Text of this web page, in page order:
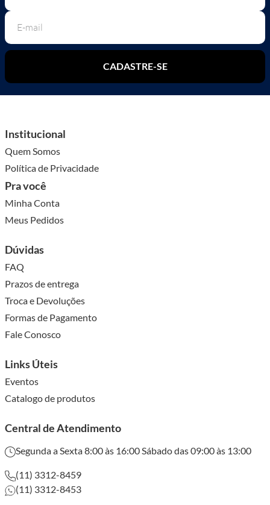
CADASTRE-SE
Institucional
Quem Somos
Política de Privacidade
Pra você
Minha Conta
Meus Pedidos
Dúvidas
FAQ
Prazos de entrega
Troca e Devoluções
Formas de Pagamento
Fale Conosco
Links Úteis
Eventos
Catalogo de produtos
Central de Atendimento
Segunda a Sexta 8:00 às 16:00 Sábado das 09:00 às 13:00
(11) 3312-8459
(11) 3312-8453